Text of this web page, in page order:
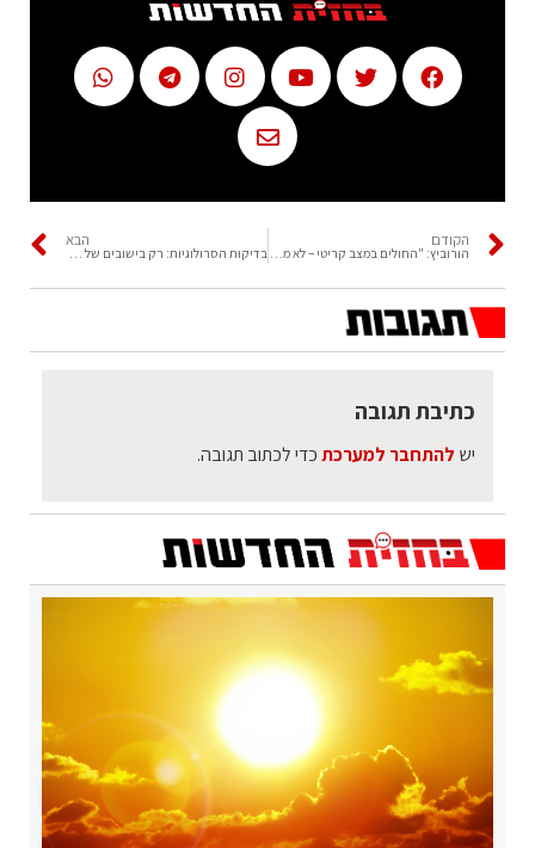
הקודם הבא
כתיבת תגובה
יש להתחבר למערכתכדי לכתוב תגובה.